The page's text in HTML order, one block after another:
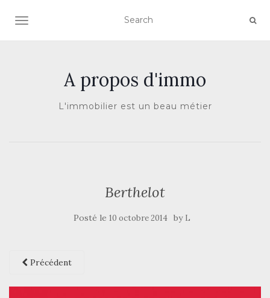
AFFICHER/MASQUER LA NAVIGATION
A propos d'immo
L'immobilier est un beau métier
Berthelot
Posté le 10 octobre 2014 by L
Précédent